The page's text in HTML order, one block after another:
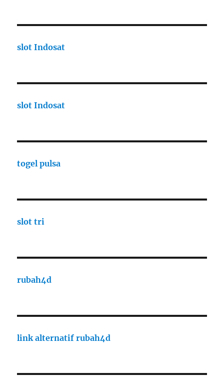
slot Indosat
slot Indosat
togel pulsa
slot tri
rubah4d
link alternatif rubah4d